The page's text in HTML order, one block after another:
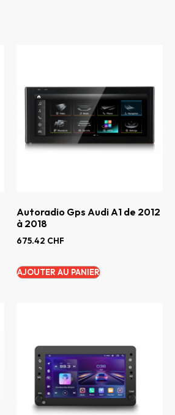
Autoradio Gps Audi A1 de 2012
à 2018
675.42 CHF
AJOUTER AU PANIER